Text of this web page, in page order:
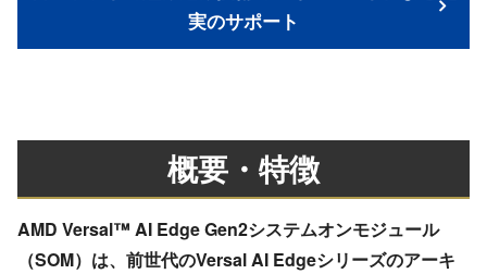
実のサポート
概要・特徴
AMD Versal™ AI Edge Gen2システムオンモジュール
（SOM）は、前世代のVersal AI Edgeシリーズのアーキ